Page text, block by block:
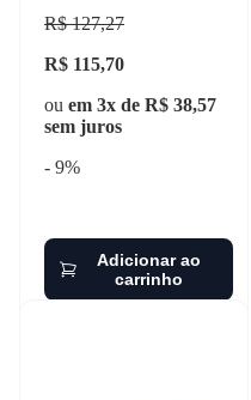
2015 dyna - dx19
R$ 127,27
R$ 115,70
ou em 3x de R$ 38,57
sem juros
- 9%
Adicionar ao
carrinho